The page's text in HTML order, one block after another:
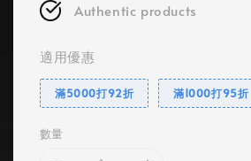
Authentic products
適用優惠
滿5000打92折 滿1000打95折
數量